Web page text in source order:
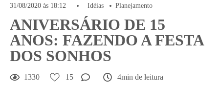
31/08/2020 às 18:12 Idéias Planejamento
ANIVERSÁRIO DE 15
ANOS: FAZENDO A FESTA
DOS SONHOS
1330 15 4min de leitura